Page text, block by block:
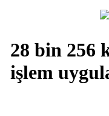
28 bin 256
işlem